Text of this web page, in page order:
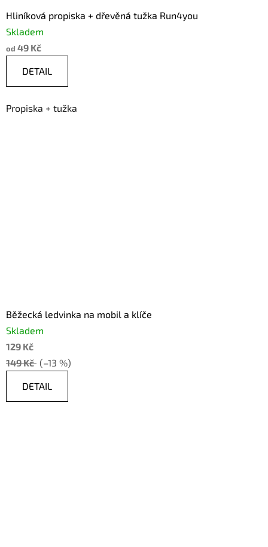
Hliníková propiska + dřevěná tužka Run4you
Skladem
od 49 Kč
DETAIL
Propiska + tužka
Běžecká ledvinka na mobil a klíče
Skladem
129 Kč
149 Kč (–13 %)
DETAIL